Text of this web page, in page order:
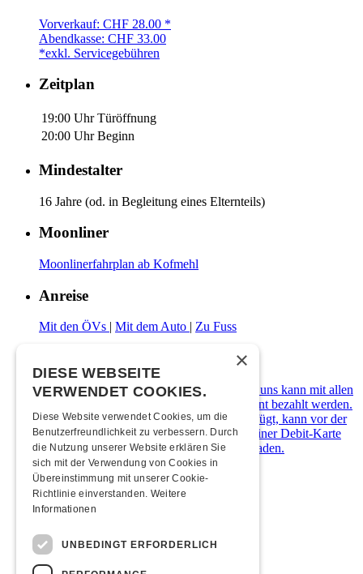
Vorverkauf: CHF 28.00 *
Abendkasse: CHF 33.00
*exkl. Servicegebühren
Zeitplan
19:00 Uhr Türöffnung
20:00 Uhr Beginn
Mindestalter
16 Jahre (od. in Begleitung eines Elternteils)
Moonliner
Moonlinerfahrplan ab Kofmehl
Anreise
Mit den ÖVs | Mit dem Auto | Zu Fuss
Die Kulturfabrik Kofmehl ist cashfree. Bei uns kann mit allen
gängigen Debit- & Kreditkarten sowie Twint bezahlt werden.
Wer über kein digitales Zahlungsmittel verfügt, kann vor der
Abendkasse ein Kofmehl-Wallet in Form einer Debit-Karte
kostenlos beziehen und diese mit Bargeld laden.
Übernachten
Jugendherberge Solothurn
H4 Hotel
Weitere Unterkünfte
×
DIESE WEBSEITE
VERWENDET COOKIES.
Diese Website verwendet Cookies, um die
Benutzerfreundlichkeit zu verbessern. Durch
die Nutzung unserer Website erklären Sie
sich mit der Verwendung von Cookies in
Übereinstimmung mit unserer Cookie-
Richtlinie einverstanden. Weitere
Informationen
UNBEDINGT ERFORDERLICH